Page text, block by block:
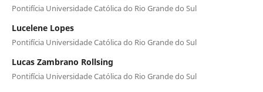
Pontifícia Universidade Católica do Rio Grande do Sul
Lucelene Lopes
Pontifícia Universidade Católica do Rio Grande do Sul
Lucas Zambrano Rollsing
Pontifícia Universidade Católica do Rio Grande do Sul